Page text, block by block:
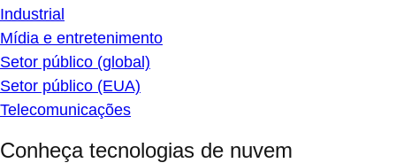
Industrial
Mídia e entretenimento
Setor público (global)
Setor público (EUA)
Telecomunicações
Conheça tecnologias de nuvem